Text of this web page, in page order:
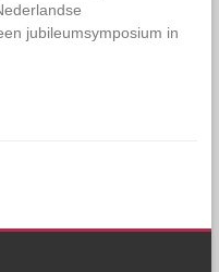
jubileumsymposium in